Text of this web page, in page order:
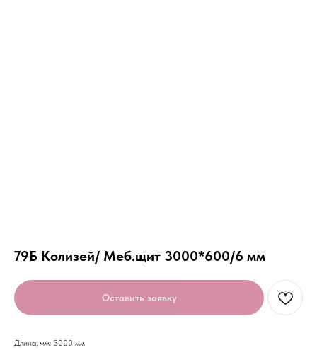
79Б Колизей/ Меб.щит 3000*600/6 мм
Оставить заявку
Длина, мм: 3000 мм